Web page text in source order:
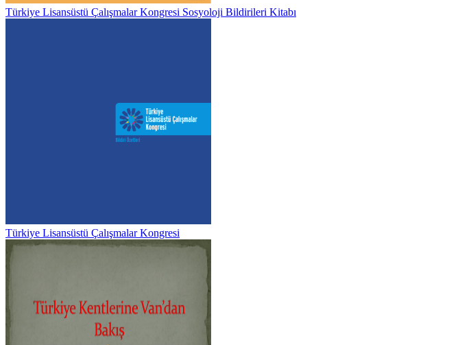
Türkiye Lisansüstü Çalışmalar Kongresi Sosyoloji Bildirileri Kitabı
Türkiye Lisansüstü Çalışmalar Kongresi